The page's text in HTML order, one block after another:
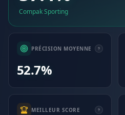
Compak Sporting
PRÉCISION MOYENNE
52.7%
MEILLEUR SCORE